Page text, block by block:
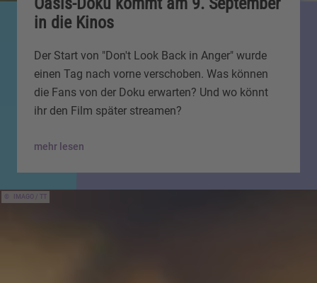
in die Kinos
Der Start von "Don't Look Back in Anger" wurde
einen Tag nach vorne verschoben. Was können
die Fans von der Doku erwarten? Und wo könnt
ihr den Film später streamen?
mehr lesen
IMAGO / TT